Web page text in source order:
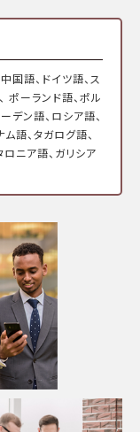
国語、ドイツ語、ス
ポーランド語、ポル
デン語、ロシア語、
語、タガログ語、
ロニア語、ガリシア